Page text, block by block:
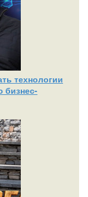
технологии
бизнес-